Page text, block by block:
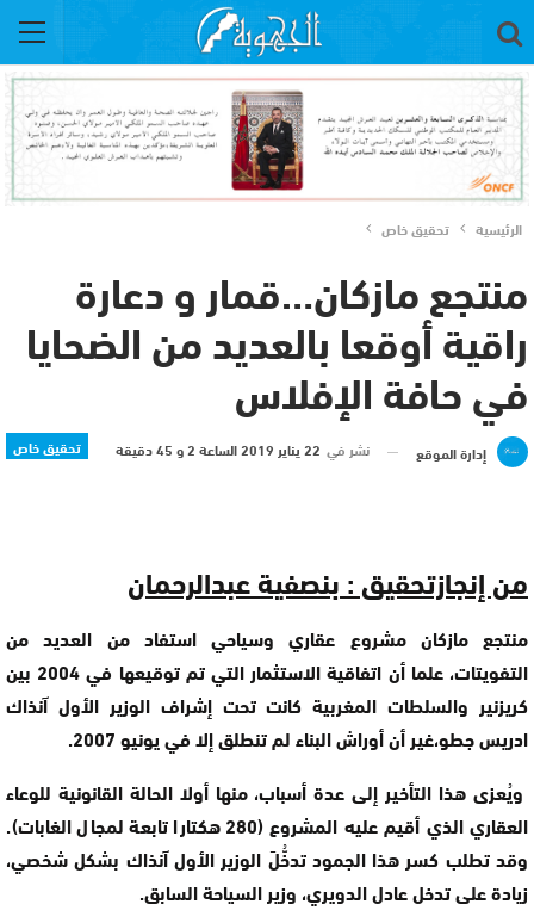
الرئيسية تحقيق خاص
منتجع مازكان…قمار و دعارة
راقية أوقعا بالعديد من الضحايا
في حافة الإفلاس
تحقيق خاص إدارة الموقع نشر في 22 يناير 2019 الساعة 2 و 45 دقيقة
من إنجازتحقيق : بنصفية عبدالرحمان
منتجع مازكان مشروع عقاري وسياحي استفاد من العديد من
التفويتات، علما أن اتفاقية الاستثمار التي تم توقيعها في 2004 بين
كريزنير والسلطات المغربية كانت تحت إشراف الوزير الأول آنذاك
ادريس جطو،غير أن أوراش البناء لم تنطلق إلا في يونيو 2007.
ويُعزى هذا التأخير إلى عدة أسباب، منها أولا الحالة القانونية للوعاء
العقاري الذي أقيم عليه المشروع (280 هكتارا تابعة لمجال الغابات).
وقد تطلب كسر هذا الجمود تدخُّلَ الوزير الأول آنذاك بشكل شخصي،
زيادة على تدخل عادل الدويري، وزير السياحة السابق.